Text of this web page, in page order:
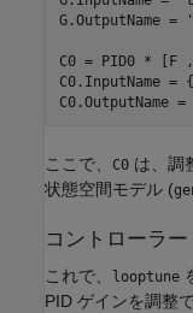
G.OutputName =
C0 = PID0 * [F
C0.InputName = {
C0.OutputName =
ここで、 C0 は、調
状態空間モデル (
コントローラ
これで、 looptune
PID ゲインを調整